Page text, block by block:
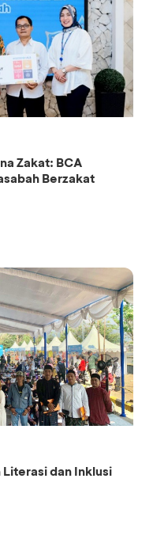
Zakat: BCA
Berzakat
Literasi dan Inklusi